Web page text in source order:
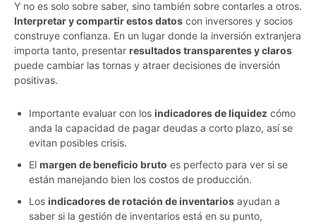
Y no es solo sobre saber, sino también sobre contarles a otros.
Interpretar y compartir estos datos con inversores y socios
construye confianza. En un lugar donde la inversión extranjera
importa tanto, presentar resultados transparentes y claros
puede cambiar las tornas y atraer decisiones de inversión
positivas.
Importante evaluar con los indicadores de liquidez cómo
anda la capacidad de pagar deudas a corto plazo, así se
evitan posibles crisis.
El margen de beneficio bruto es perfecto para ver si se
están manejando bien los costos de producción.
Los indicadores de rotación de inventarios ayudan a
saber si la gestión de inventarios está en su punto,